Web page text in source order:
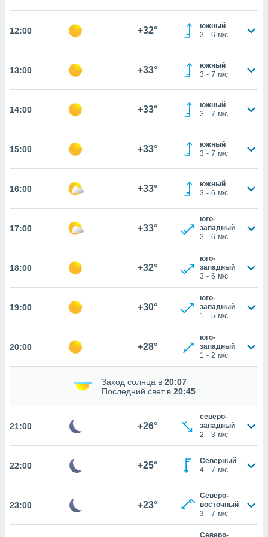
мы
cookie
или
и
вашем
и
12:00 +32°
южный
3 - 6 м/с
13:00 +33°
южный
3 - 7 м/с
14:00 +33°
южный
3 - 7 м/с
15:00 +33°
южный
3 - 7 м/с
16:00 +33°
южный
3 - 6 м/с
17:00 +33°
юго-
западный
3 - 6 м/с
18:00 +32°
юго-
западный
3 - 6 м/с
19:00 +30°
юго-
западный
1 - 5 м/с
20:00 +28°
юго-
западный
1 - 2 м/с
Заход солнца в 20:07
Последний свет в 20:45
21:00 +26°
северо-
западный
2 - 3 м/с
22:00 +25°
Северный
4 - 7 м/с
23:00 +23°
Северо-
восточный
3 - 7 м/с
Северо-